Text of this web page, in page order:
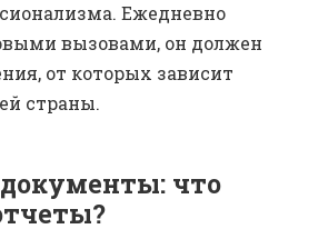
Ежедневно
вызовами, он должен
от которых зависит
страны.
что